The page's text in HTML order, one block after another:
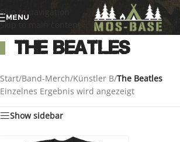
Skip to navigation
Skip to main content
MENU
The Beatles
Start/Band-Merch/Künstler B/The Beatles
Einzelnes Ergebnis wird angezeigt
Show sidebar